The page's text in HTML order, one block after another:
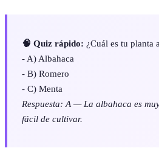
🧠 Quiz rápido: ¿Cuál es tu planta
- A) Albahaca
- B) Romero
- C) Menta
Respuesta: A — La albahaca es
fácil de cultivar.